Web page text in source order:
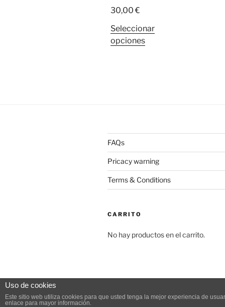
30,00€
Seleccionar
opcionesEste
en
la
página
FAQs
Pricacy warning
Terms & Conditions
CARRITO
No hay productos en el carrito.
Pricacy warning Funciona gracias
Uso de cookies
Este sitio web utiliza cookies para que usted tenga la mejor experiencia de
enlace para mayor información.